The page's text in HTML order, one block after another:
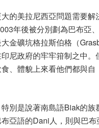
的美拉尼西亞問題需要
年後被分別劃為巴布亞
金礦坑格拉斯伯格（
尼政府的牢牢箝制之中
、體貌上來看他們都與
別是說著南島語Biak的
亞語的Dani人，則與巴